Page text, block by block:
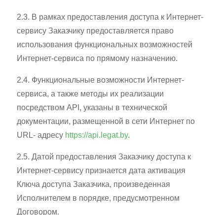
2.3. В рамках предоставления доступа к Интернет-
сервису Заказчику предоставляется право
использования функциональных возможностей
Интернет-сервиса по прямому назначению.
2.4. Функциональные возможности Интернет-
сервиса, а также методы их реализации
посредством API, указаны в технической
документации, размещенной в сети Интернет по
URL- адресу https://api.legat.by.
2.5. Датой предоставления Заказчику доступа к
Интернет-сервису признается дата активация
Ключа доступа Заказчика, произведенная
Исполнителем в порядке, предусмотренном
Договором.